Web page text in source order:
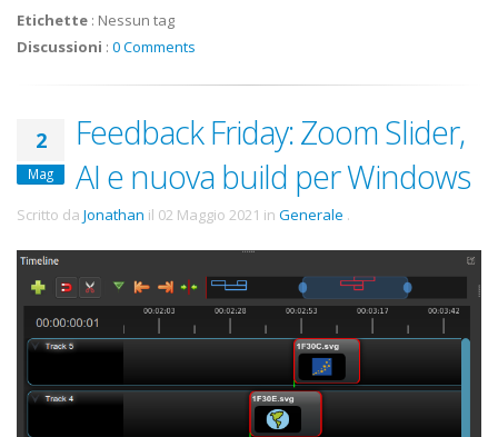
Etichette : Nessun tag
Discussioni : 0 Comments
2
Mag
Feedback Friday: Zoom Slider,
AI e nuova build per Windows
Scritto da Jonathan il 02 Maggio 2021 in Generale .